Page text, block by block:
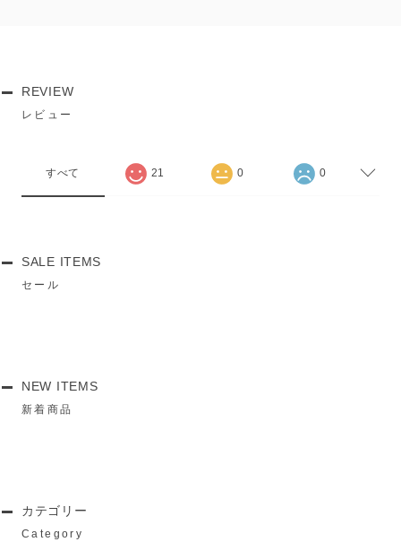
REVIEW
レビュー
すべて 21 0 0
SALE ITEMS
セール
NEW ITEMS
新着商品
カテゴリー
Category